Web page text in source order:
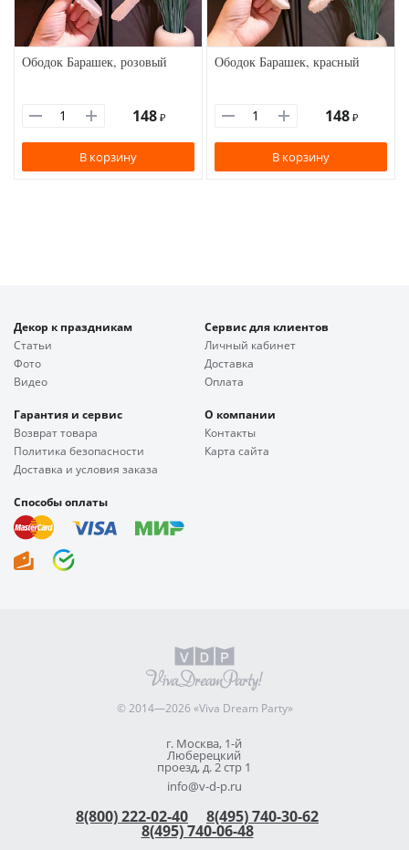
Ободок Барашек, розовый
148 ₽
В корзину
Ободок Барашек, красный
148 ₽
В корзину
Декор к праздникам
Статьи
Фото
Видео
Сервис для клиентов
Личный кабинет
Доставка
Оплата
Гарантия и сервис
Возврат товара
Политика безопасности
Доставка и условия заказа
О компании
Контакты
Карта сайта
Способы оплаты
© 2014—2026 «Viva Dream Party»
г. Москва, 1-й
Люберецкий
проезд, д. 2 стр 1
info@v-d-p.ru
8(800) 222-02-40 8(495) 740-30-62
8(495) 740-06-48